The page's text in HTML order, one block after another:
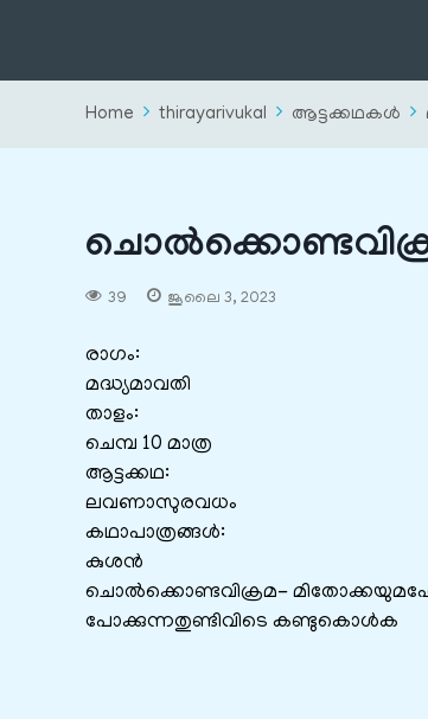
Home thirayarivukal ആട്ടക്കഥകൾ
39 ജൂലൈ 3, 2023
രാഗം:
മദ്ധ്യമാവതി
താളം:
ചെമ്പ 10 മാത്ര
ആട്ടക്കഥ:
ലവണാസുരവധം
കഥാപാത്രങ്ങൾ:
കുശൻ
ചൊല്‍ക്കൊണ്ടവിക്രമ-
പോക്കുന്നതുണ്ടിവിടെ കണ്ടുകൊള്‍ക